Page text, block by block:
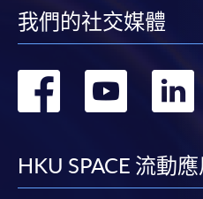
我們的社交媒體
轉 轉
HKU SPACE 流動